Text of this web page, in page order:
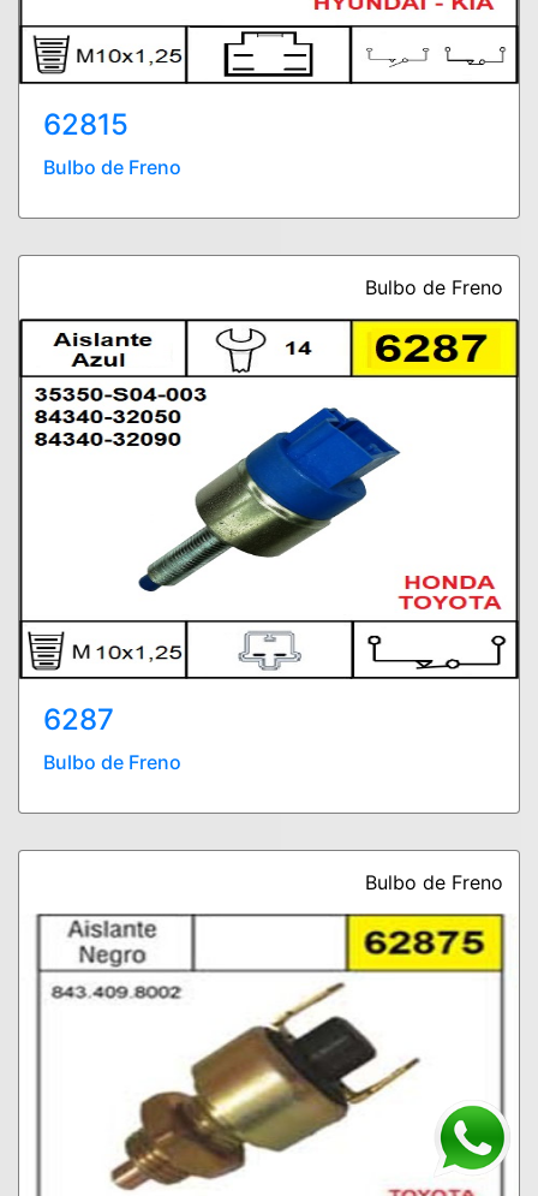
62815
Bulbo de Freno
Bulbo de Freno
6287
Bulbo de Freno
Bulbo de Freno